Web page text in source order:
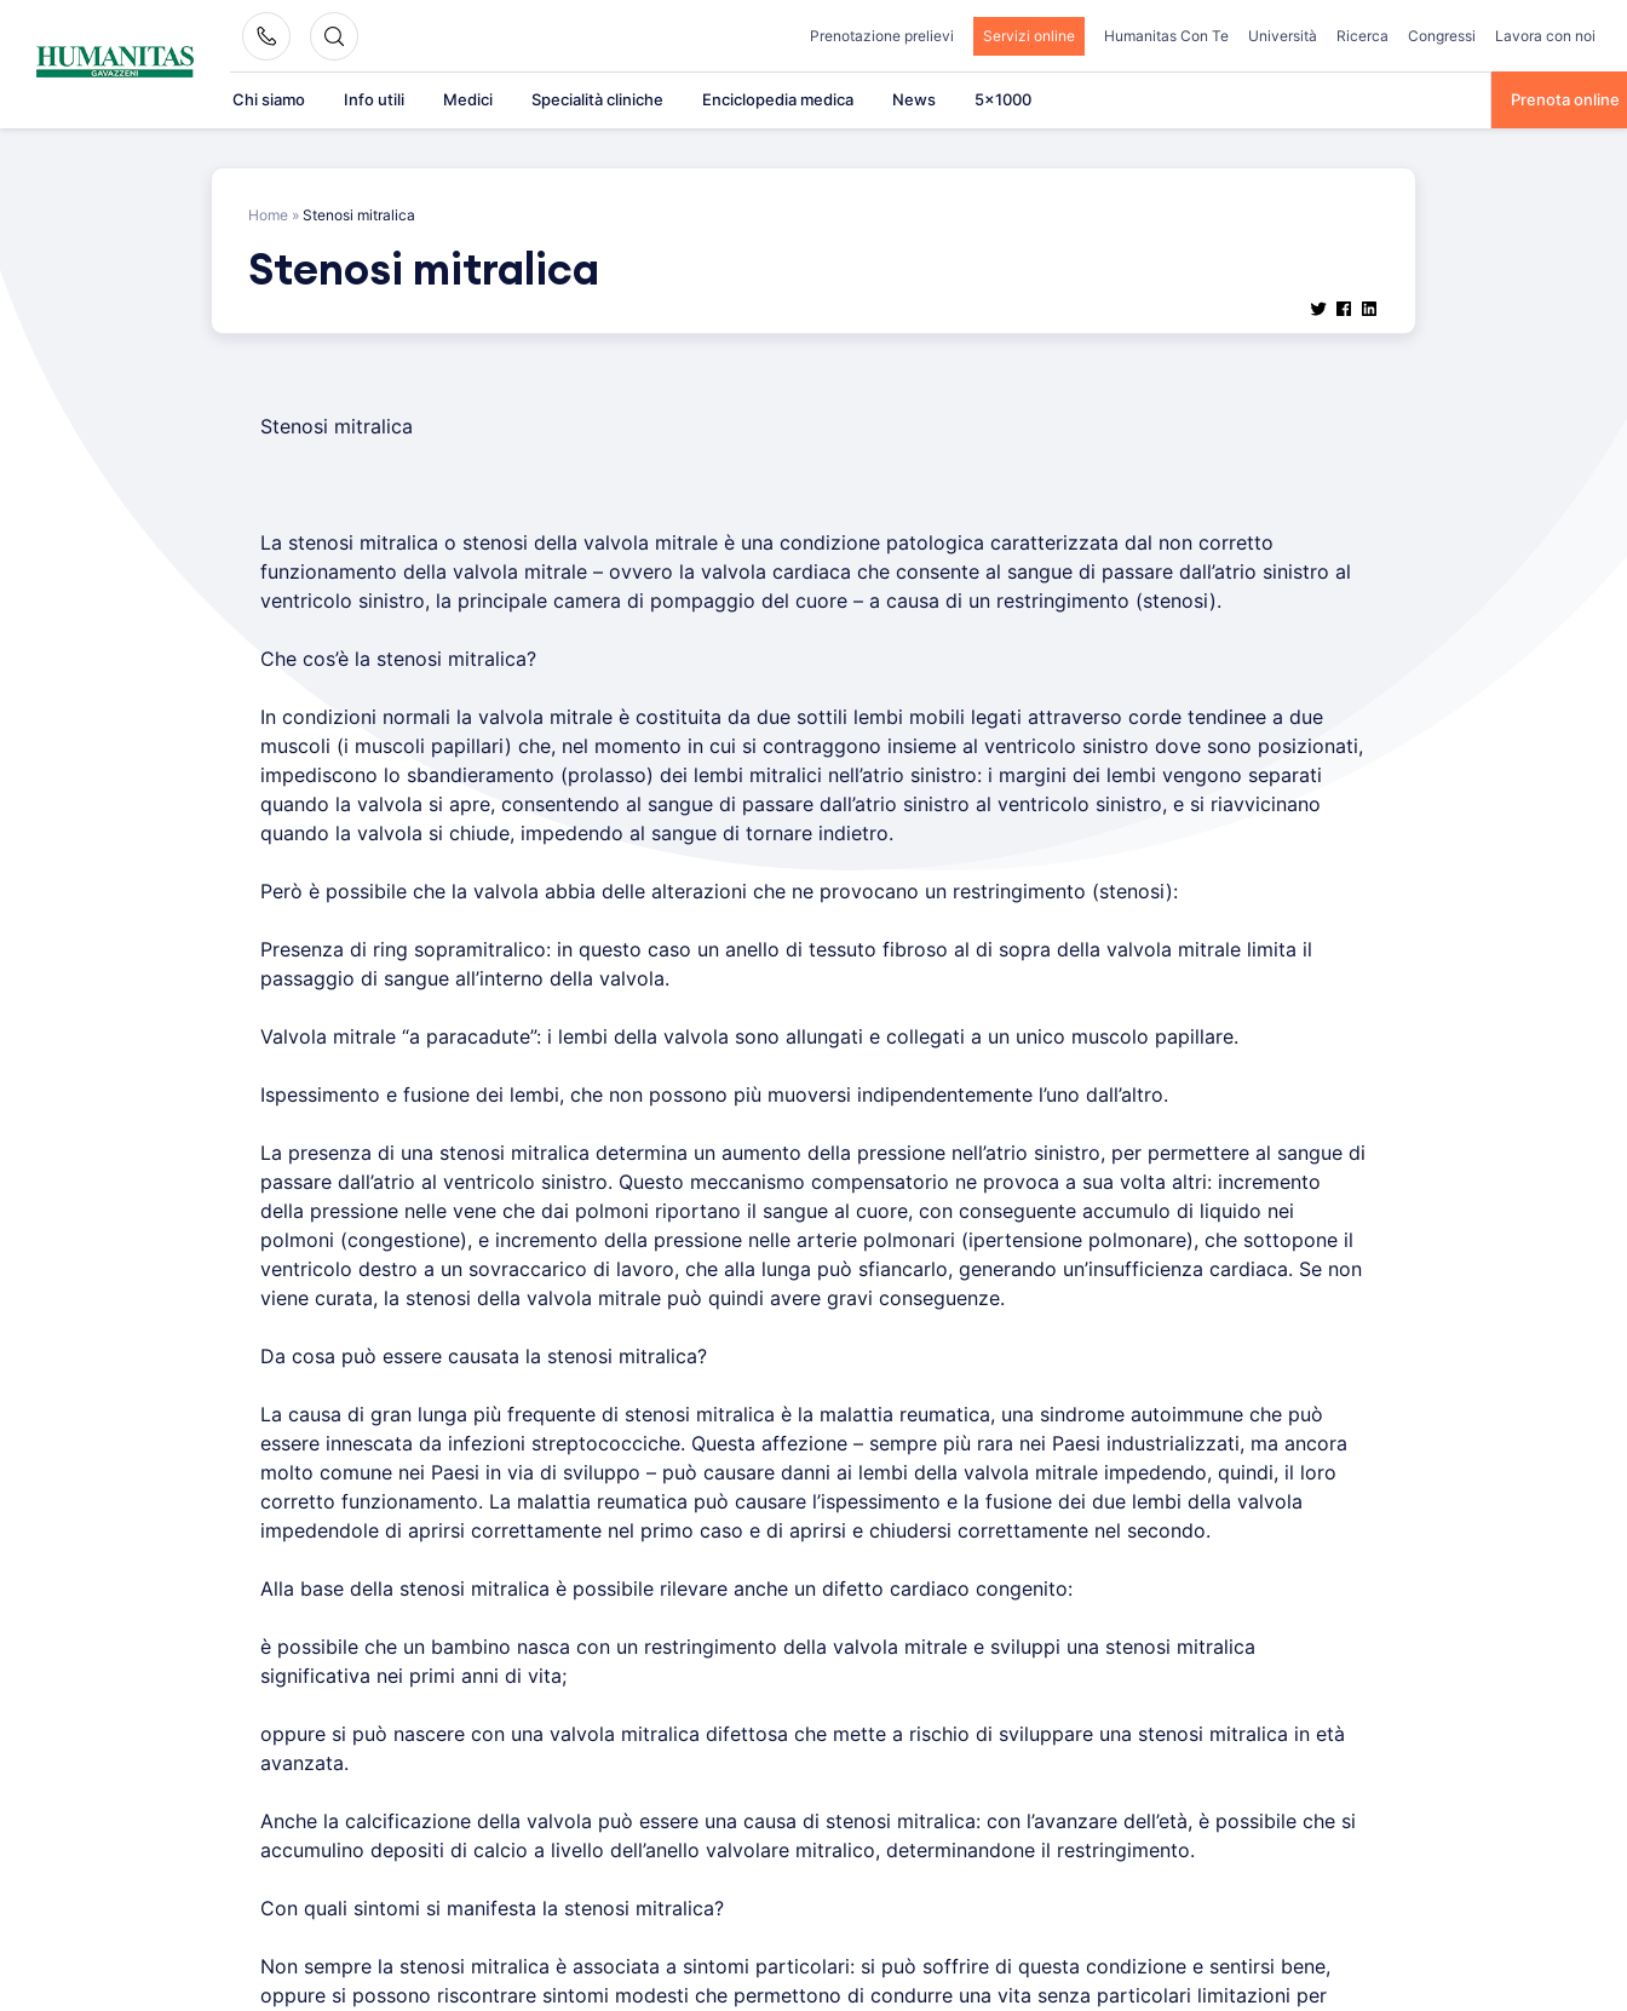
content
Prenotazione prelievi Servizi online Humanitas Con Te Università Ricerca Congressi Lavora con noi
Chi siamo Info utili Medici Specialità cliniche Enciclopedia medica News 5×1000 Prenota online
Home » Stenosi mitralica
Stenosi mitralica
Stenosi mitralica
La stenosi mitralica o stenosi della valvola mitrale è una condizione patologica caratterizzata dal non corretto
funzionamento della valvola mitrale – ovvero la valvola cardiaca che consente al sangue di passare dall’atrio sinistro al
ventricolo sinistro, la principale camera di pompaggio del cuore – a causa di un restringimento (stenosi).
Che cos’è la stenosi mitralica?
In condizioni normali la valvola mitrale è costituita da due sottili lembi mobili legati attraverso corde tendinee a due
muscoli (i muscoli papillari) che, nel momento in cui si contraggono insieme al ventricolo sinistro dove sono posizionati,
impediscono lo sbandieramento (prolasso) dei lembi mitralici nell’atrio sinistro: i margini dei lembi vengono separati
quando la valvola si apre, consentendo al sangue di passare dall’atrio sinistro al ventricolo sinistro, e si riavvicinano
quando la valvola si chiude, impedendo al sangue di tornare indietro.
Però è possibile che la valvola abbia delle alterazioni che ne provocano un restringimento (stenosi):
Presenza di ring sopramitralico: in questo caso un anello di tessuto fibroso al di sopra della valvola mitrale limita il
passaggio di sangue all’interno della valvola.
Valvola mitrale “a paracadute”: i lembi della valvola sono allungati e collegati a un unico muscolo papillare.
Ispessimento e fusione dei lembi, che non possono più muoversi indipendentemente l’uno dall’altro.
La presenza di una stenosi mitralica determina un aumento della pressione nell’atrio sinistro, per permettere al sangue di
passare dall’atrio al ventricolo sinistro. Questo meccanismo compensatorio ne provoca a sua volta altri: incremento
della pressione nelle vene che dai polmoni riportano il sangue al cuore, con conseguente accumulo di liquido nei
polmoni (congestione), e incremento della pressione nelle arterie polmonari (ipertensione polmonare), che sottopone il
ventricolo destro a un sovraccarico di lavoro, che alla lunga può sfiancarlo, generando un’insufficienza cardiaca. Se non
viene curata, la stenosi della valvola mitrale può quindi avere gravi conseguenze.
Da cosa può essere causata la stenosi mitralica?
La causa di gran lunga più frequente di stenosi mitralica è la malattia reumatica, una sindrome autoimmune che può
essere innescata da infezioni streptococciche. Questa affezione – sempre più rara nei Paesi industrializzati, ma ancora
molto comune nei Paesi in via di sviluppo – può causare danni ai lembi della valvola mitrale impedendo, quindi, il loro
corretto funzionamento. La malattia reumatica può causare l’ispessimento e la fusione dei due lembi della valvola
impedendole di aprirsi correttamente nel primo caso e di aprirsi e chiudersi correttamente nel secondo.
Alla base della stenosi mitralica è possibile rilevare anche un difetto cardiaco congenito:
è possibile che un bambino nasca con un restringimento della valvola mitrale e sviluppi una stenosi mitralica
significativa nei primi anni di vita;
oppure si può nascere con una valvola mitralica difettosa che mette a rischio di sviluppare una stenosi mitralica in età
avanzata.
Anche la calcificazione della valvola può essere una causa di stenosi mitralica: con l’avanzare dell’età, è possibile che si
accumulino depositi di calcio a livello dell’anello valvolare mitralico, determinandone il restringimento.
Con quali sintomi si manifesta la stenosi mitralica?
Non sempre la stenosi mitralica è associata a sintomi particolari: si può soffrire di questa condizione e sentirsi bene,
oppure si possono riscontrare sintomi modesti che permettono di condurre una vita senza particolari limitazioni per